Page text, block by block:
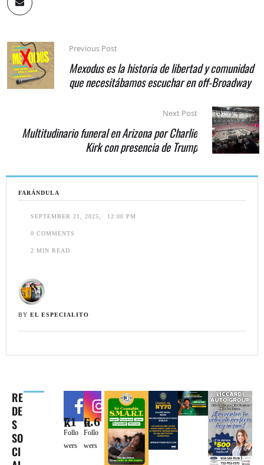
FARÁNDULA
SEPTEMBER 21, 2025 12:00 PM
0 COMMENTS
2 MIN READ
BY EL ESPECIALITO
RE
DE
S
SO
CI
71k
Follo
wers
6.6k
Follo
wers
Previous Post
Mexodus es la historia de libertad y comunidad
que necesitábamos escuchar en off-Broadway
Next Post
Multitudinario funeral en Arizona por Charlie
Kirk con presencia de Trump